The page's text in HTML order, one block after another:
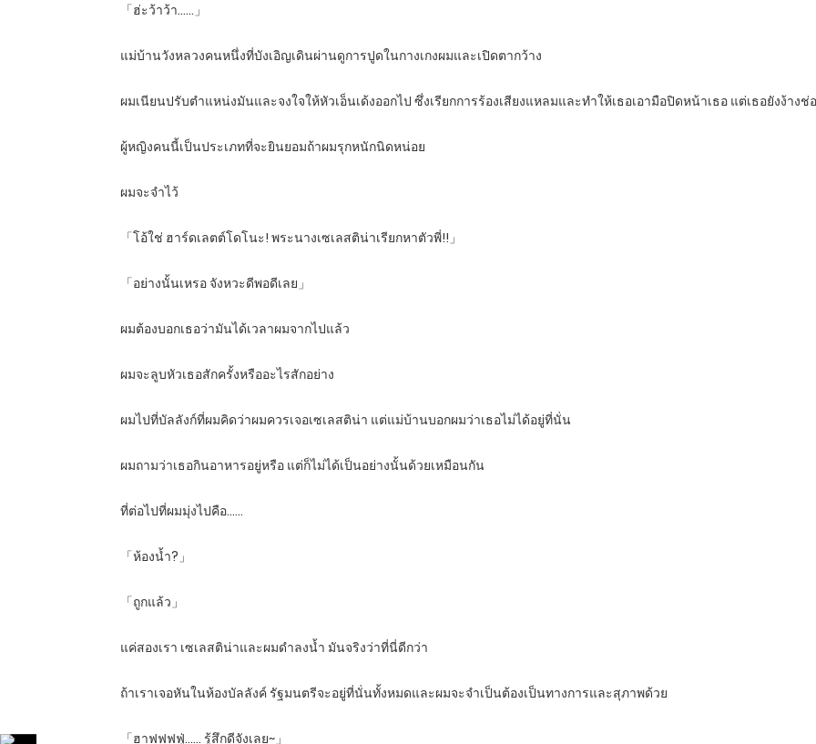
「ฮ่ะว้าว้า……」
แม่บ้านวังหลวงคนหนึ่งที่บังเอิญเดินผ่านดูการปูดในกางเกงผมและเปิดตากว้าง
ผมเนียนปรับตำแหน่งมันและจงใจให้หัวเอ็นเด้งออกไป ซึ่งเรียกการร้องเสียงแหลมและทำให้เธอเอามือปิดหน้าเธอ แต่เธอยังง้างช่
ผู้หญิงคนนี้เป็นประเภทที่จะยินยอมถ้าผมรุกหนักนิดหน่อย
ผมจะจำไว้
「โอ้ใช่ ฮาร์ดเลตต์โดโนะ! พระนางเซเลสติน่าเรียกหาตัวพี่!!」
「อย่างนั้นเหรอ จังหวะดีพอดีเลย」
ผมต้องบอกเธอว่ามันได้เวลาผมจากไปแล้ว
ผมจะลูบหัวเธอสักครั้งหรืออะไรสักอย่าง
ผมไปที่บัลลังก์ที่ผมคิดว่าผมควรเจอเซเลสติน่า แต่แม่บ้านบอกผมว่าเธอไม่ได้อยู่ที่นั่น
ผมถามว่าเธอกินอาหารอยู่หรือ แต่ก็ไม่ได้เป็นอย่างนั้นด้วยเหมือนกัน
ที่ต่อไปที่ผมมุ่งไปคือ……
「ห้องน้ำ?」
「ถูกแล้ว」
แค่สองเรา เซเลสติน่าและผมดำลงน้ำ มันจริงว่าที่นี่ดีกว่า
ถ้าเราเจอหันในห้องบัลลังค์ รัฐมนตรีจะอยู่ที่นั่นทั้งหมดและผมจะจำเป็นต้องเป็นทางการและสุภาพด้วย
「ฮาฟฟฟฟู่…… รู้สึกดีจังเลย~」